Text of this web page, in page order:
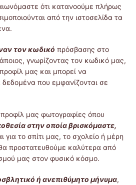
ότι κατανοούμε πλήρως
από την ιστοσελίδα τα
τον κωδικό πρόσβασης στο
γνωρίζοντας τον κωδικό μας,
μας και μπορεί να
δεδομένα που εμφανίζονται σε
μας φωτογραφίες όπου
στην οποία βρισκόμαστε,
για το σπίτι μας, το σχολείο ή μέρη
προστατευθούμε καλύτερα από
μας στον φυσικό κόσμο.
ή ανεπιθύμητο μήνυμα,